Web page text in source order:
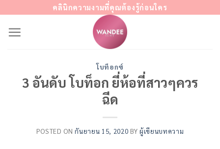
content
คลินิกความงามที่คุณต้องรู้ก่อนใคร
โบท็อกซ์
3 อันดับ โบท็อก ยี่ห้อที่สาวๆควร
ฉีด
POSTED ONกันยายน 15, 2020 BYผู้เขียนบทความ